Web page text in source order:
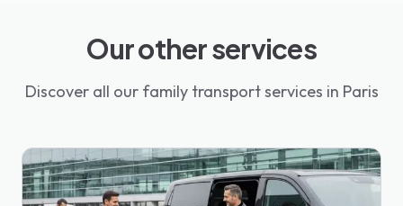
Our other services
Discover all our family transport services in Paris